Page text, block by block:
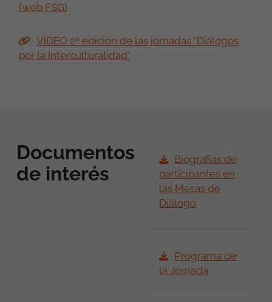
(web FSG)
VÍDEO 2ª edición de las jornadas "Diálogos
por la Interculturalidad"
Documentos
de interés
Biografías de
participantes en
las Mesas de
Diálogo
Programa de
la Jornada